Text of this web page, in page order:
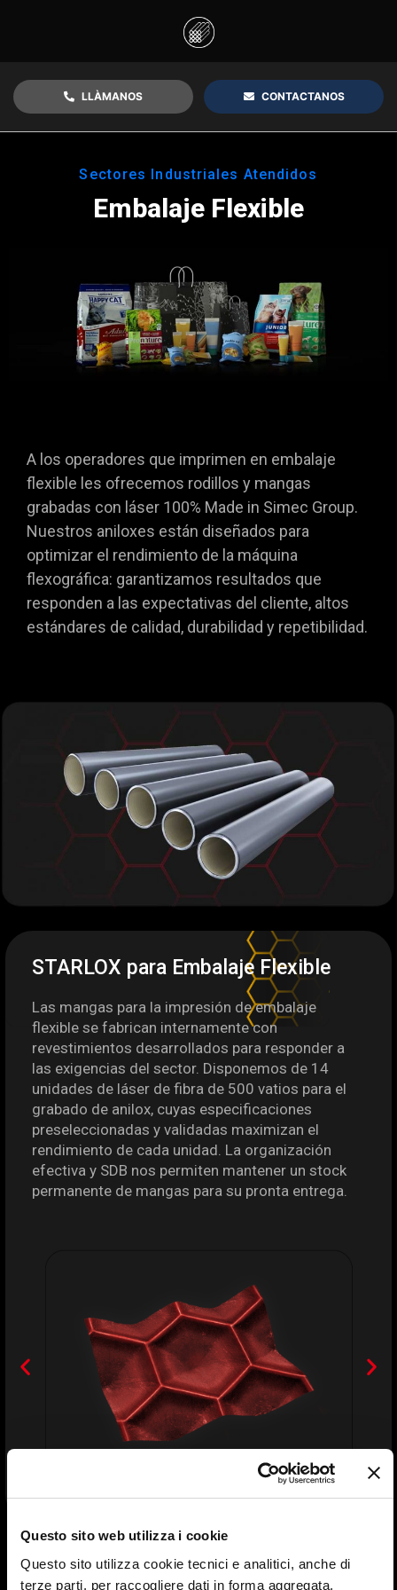
Questo sito web utilizza i cookie
Questo sito utilizza cookie tecnici e analitici, anche di
terze parti, per raccogliere dati in forma aggregata,
LLÀMANOS CONTACTANOS
Sectores Industriales Atendidos
Embalaje Flexible
A los operadores que imprimen en embalaje
flexible les ofrecemos rodillos y mangas
grabadas con láser 100% Made in Simec Group.
Nuestros aniloxes están diseñados para
optimizar el rendimiento de la máquina
flexográfica: garantizamos resultados que
responden a las expectativas del cliente, altos
estándares de calidad, durabilidad y repetibilidad.
STARLOX para Embalaje Flexible
Las mangas para la impresión de embalaje
flexible se fabrican internamente con
revestimientos desarrollados para responder a
las exigencias del sector. Disponemos de 14
unidades de láser de fibra de 500 vatios para el
grabado de anilox, cuyas especificaciones
preseleccionadas y validadas maximizan el
rendimiento de cada unidad. La organización
efectiva y SDB nos permiten mantener un stock
permanente de mangas para su pronta entrega.